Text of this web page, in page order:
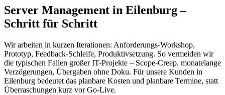
Server Management in Eilenburg –
Schritt für Schritt
Wir arbeiten in kurzen Iterationen: Anforderungs-Workshop,
Prototyp, Feedback-Schleife, Produktivsetzung. So vermeiden wir
die typischen Fallen großer IT-Projekte – Scope-Creep, monatelange
Verzögerungen, Übergaben ohne Doku. Für unsere Kunden in
Eilenburg bedeutet das planbare Kosten und planbare Termine, statt
Überraschungen kurz vor Go-Live.